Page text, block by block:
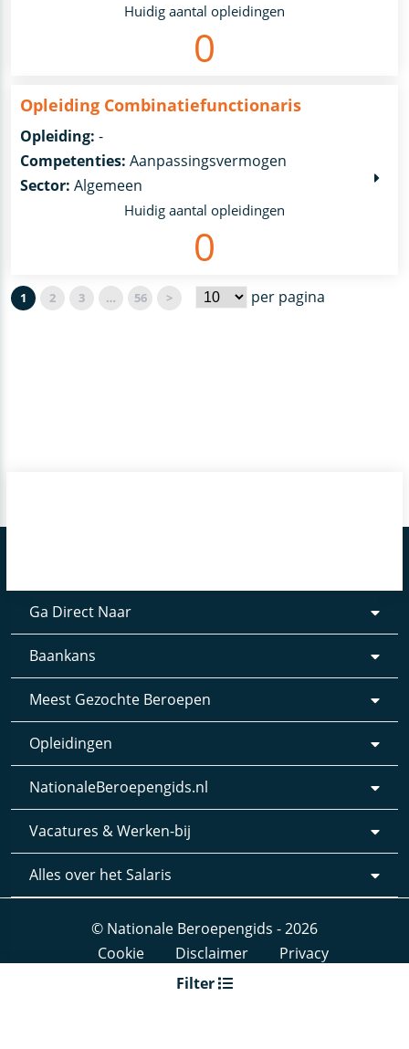
Huidig aantal opleidingen
0
Opleiding Combinatiefunctionaris
Opleiding: -
Competenties: Aanpassingsvermogen
Sector:Algemeen
Huidig aantal opleidingen
0
1 2 3 … 56 > per pagina
Filter
Ga Direct Naar
Baankans
Meest Gezochte Beroepen
Opleidingen
NationaleBeroepengids.nl
Vacatures & Werken-bij
Alles over het Salaris
© Nationale Beroepengids - 2026
Cookie
Disclaimer
Privacy
Webdesign & realisatie: